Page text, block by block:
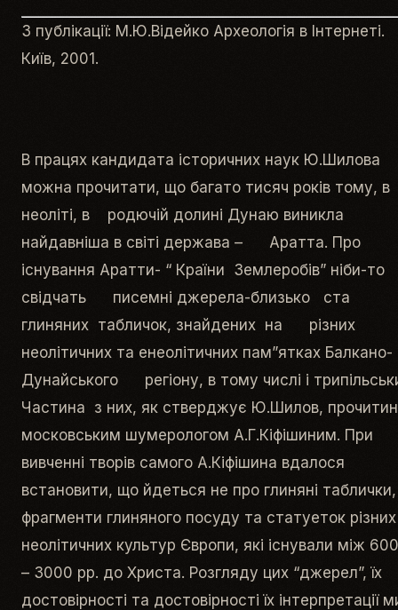
З публікації: М.Ю.Відейко Археологія в Інтернеті.
Київ, 2001.
В працях кандидата історичних наук Ю.Шилова
можна прочитати, що багато тисяч років тому, в
неоліті, в родючій долині Дунаю виникла
найдавніша в світі держава – Аратта. Про
існування Аратти- “ Країни Землеробів” ніби-то
свідчать писемні джерела-близько ста
глиняних табличок, знайдених на різних
неолітичних та енеолітичних пам”ятках Балкано-
Дунайського регіону, в тому числі і
Частина з них, як стверджує Ю.Шилов,
московським шумерологом А.Г.Кіфішиним. При
вивченні творів самого А.Кіфішина вдалося
встановити, що йдеться не про глиняні
фрагменти глиняного посуду та статуеток різних
неолітичних культур Європи, які існували між
– 3000 рр. до Христа. Розгляду цих “джерел”, їх
достовірності та достовірності їх інтерпретації